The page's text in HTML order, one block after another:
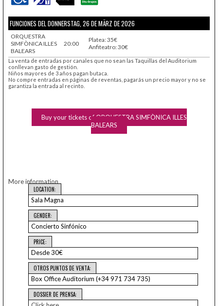
FUNCIONES DEL DONNERSTAG, 26 DE MÄRZ DE 2026
ORQUESTRA
SIMFÒNICA ILLES
BALEARS
20:00
Platea: 35€
Anfiteatro: 30€
La venta de entradas por canales que no sean las Taquillas del Auditorium
conllevan gasto de gestión.
Niños mayores de 3 años pagan butaca.
No compre entradas en páginas de reventas, pagarás un precio mayor y no se
garantiza la entrada al recinto.
Buy your tickets of ORQUESTRA SIMFÒNICA ILLES
BALEARS
More information
LOCATION:
Sala Magna
GENDER:
Concierto Sinfónico
PRICE:
Desde 30€
OTROS PUNTOS DE VENTA:
Box Office Auditorium (+34 971 734 735)
DOSSIER DE PRENSA: